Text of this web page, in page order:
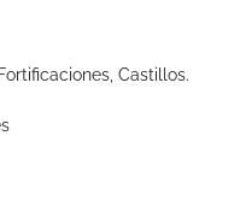
Castillos.